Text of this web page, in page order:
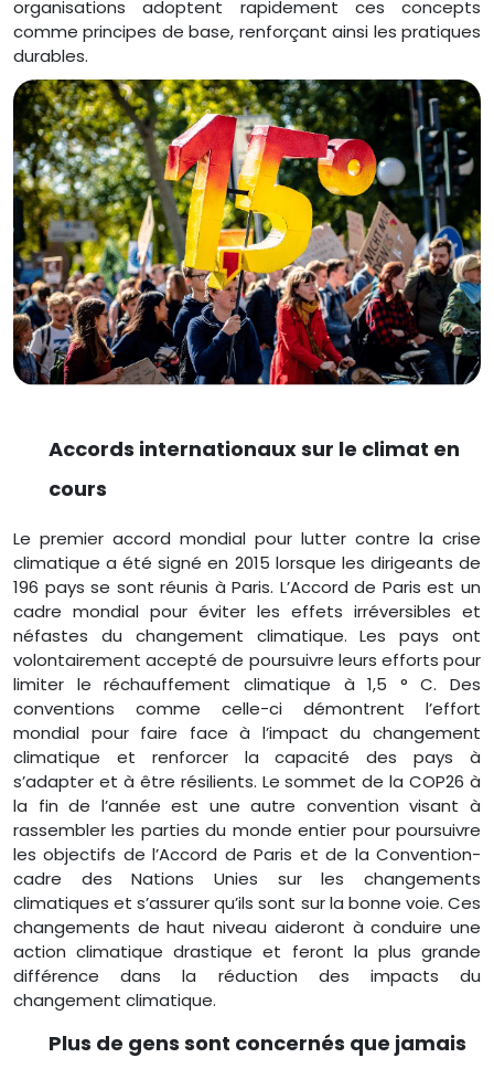
organisations adoptent rapidement ces concepts
comme principes de base, renforçant ainsi les pratiques
durables.
Accords internationaux sur le climat en
cours
Le premier accord mondial pour lutter contre la crise
climatique a été signé en 2015 lorsque les dirigeants de
196 pays se sont réunis à Paris. L’Accord de Paris est un
cadre mondial pour éviter les effets irréversibles et
néfastes du changement climatique. Les pays ont
volontairement accepté de poursuivre leurs efforts pour
limiter le réchauffement climatique à 1,5 ° C. Des
conventions comme celle-ci démontrent l’effort
mondial pour faire face à l’impact du changement
climatique et renforcer la capacité des pays à
s’adapter et à être résilients. Le sommet de la COP26 à
la fin de l’année est une autre convention visant à
rassembler les parties du monde entier pour poursuivre
les objectifs de l’Accord de Paris et de la Convention-
cadre des Nations Unies sur les changements
climatiques et s’assurer qu’ils sont sur la bonne voie. Ces
changements de haut niveau aideront à conduire une
action climatique drastique et feront la plus grande
différence dans la réduction des impacts du
changement climatique.
Plus de gens sont concernés que jamais